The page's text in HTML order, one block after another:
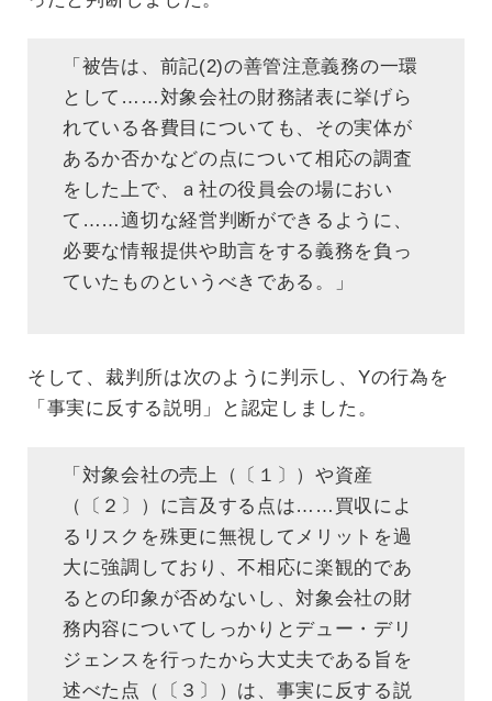
「被告は、前記(2)の善管注意義務の一環
として……対象会社の財務諸表に挙げら
れている各費目についても、その実体が
あるか否かなどの点について相応の調査
をした上で、ａ社の役員会の場におい
て……適切な経営判断ができるように、
必要な情報提供や助言をする義務を負っ
ていたものというべきである。」
そして、裁判所は次のように判示し、Yの行為を
「事実に反する説明」と認定しました。
「対象会社の売上（〔１〕）や資産
（〔２〕）に言及する点は……買収によ
るリスクを殊更に無視してメリットを過
大に強調しており、不相応に楽観的であ
るとの印象が否めないし、対象会社の財
務内容についてしっかりとデュー・デリ
ジェンスを行ったから大丈夫である旨を
述べた点（〔３〕）は、事実に反する説